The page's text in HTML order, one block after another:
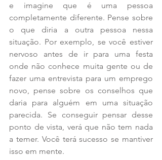
e imagine que é uma pessoa
completamente diferente. Pense sobre
o que diria a outra pessoa nessa
situação. Por exemplo, se você estiver
nervoso antes de ir para uma festa
onde não conhece muita gente ou de
fazer uma entrevista para um emprego
novo, pense sobre os conselhos que
daria para alguém em uma situação
parecida. Se conseguir pensar desse
ponto de vista, verá que não tem nada
a temer. Você terá sucesso se mantiver
isso em mente.